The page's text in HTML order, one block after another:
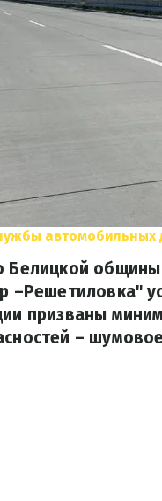
автомобильных
Белицкой
–Решетиловка"
призваны
–